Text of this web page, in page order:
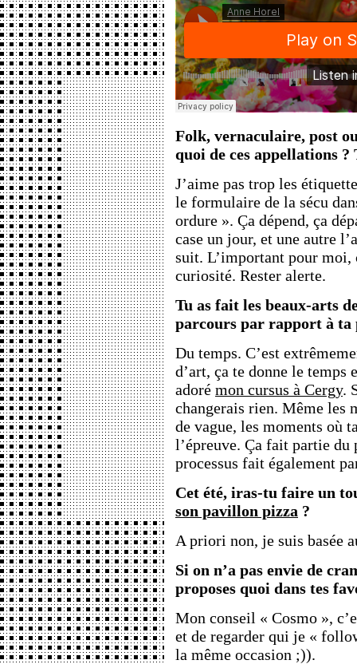
Folk, vernaculaire, post
quoi de ces appellations ?
J’aime pas trop les
le formulaire de la sécu
ordure ». Ça dépend, ça
case un jour, et une autre
suit. L’important pour moi,
curiosité. Rester alerte.
Tu as fait les beaux-arts
parcours par rapport à ta
Du temps. C’est
d’art, ça te donne le temps
adoré mon cursus à Cergy.
changerais rien. Même les
de vague, les moments où
l’épreuve. Ça fait partie du
processus fait également
Cet été, iras-tu faire un
son pavillon pizza ?
A priori non, je suis basée
Si on n’a pas envie de
proposes quoi dans tes
Mon conseil « Cosmo »,
et de regarder qui je «
la même occasion ;)).